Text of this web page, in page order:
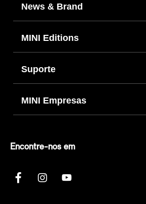
News & Brand
MINI Editions
Suporte
MINI Empresas
Encontre-nos em